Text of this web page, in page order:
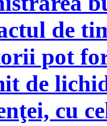
de
pot
de
cu